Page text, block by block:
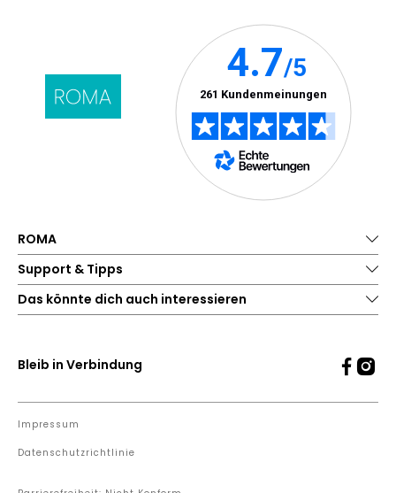
ROMA
Support & Tipps
Das könnte dich auch interessieren
Bleib in Verbindung
Impressum
Datenschutzrichtlinie